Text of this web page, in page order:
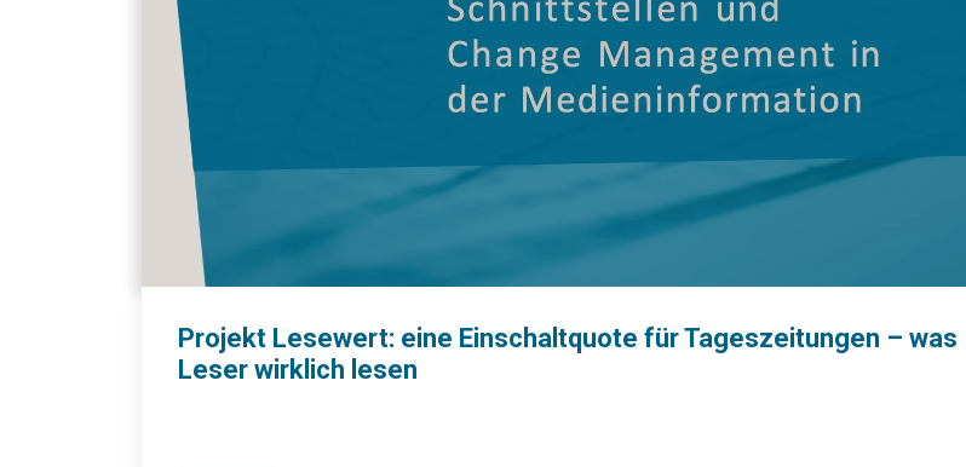
Projekt Lesewert: eine Einschaltquote für Tageszeitungen – was
Leser wirklich lesen